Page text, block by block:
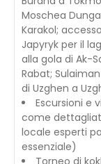
Moschea
Karakol;
Japyryk per il
alla gola di Ak-
Rabat;
di Uzghen a
Escursioni e
come
locale esperti
essenziale)
Torneo di